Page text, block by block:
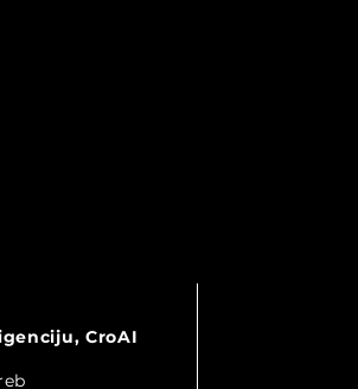
CRO komore o AI-ju u
CroAI